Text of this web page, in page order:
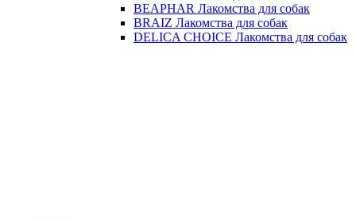
BEAPHAR Лакомства для собак
BRAIZ Лакомства для собак
DELICA CHOICE Лакомства для собак